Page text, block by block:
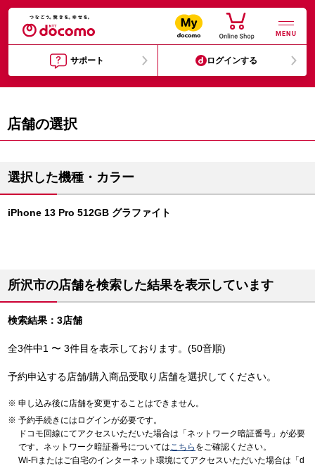
MENU
サポート ログインする
店舗の選択
選択した機種・カラー
iPhone 13 Pro 512GB グラファイト
所沢市の店舗を検索した結果を表示しています
検索結果：3店舗
全3件中1 〜 3件目を表示しております。(50音順)
予約申込する店舗/購入商品受取り店舗を選択してください。
申し込み後に店舗を変更することはできません。
予約手続きにはログインが必要です。
ドコモ回線にてアクセスいただいた場合は「ネットワーク暗証番号」が必要
です。ネットワーク暗証番号についてはこちら をご確認ください。
Wi-Fiまたはご自宅のインターネット環境にてアクセスいただいた場合は「d